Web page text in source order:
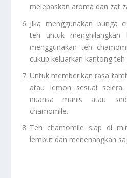
melepaskan aroma dan zat
Jika menggunakan bunga
teh untuk menghilangkan
menggunakan teh
cukup keluarkan kantong
Untuk memberikan rasa
atau lemon sesuai
nuansa manis atau
chamomile.
Teh chamomile siap di
lembut dan menenangkan